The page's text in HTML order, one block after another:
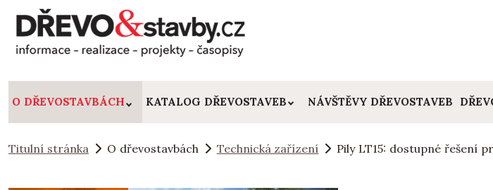
O DŘEVOSTAVBÁCH KATALOG DŘEVOSTAVEB NÁVŠTĚVY DŘEVOSTAVEB
Titulní stránka O dřevostavbách Technická zařízení Pily LT15: dostupné řešení